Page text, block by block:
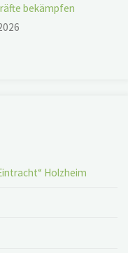
bekämpfen
Holzheim